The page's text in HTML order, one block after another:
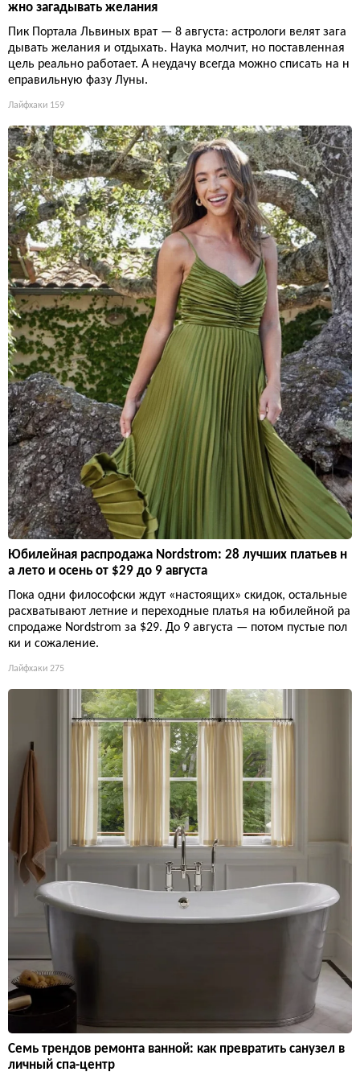
жно загадывать желания
Пик Портала Львиных врат — 8 августа: астрологи велят зага
дывать желания и отдыхать. Наука молчит, но поставленная
цель реально работает. А неудачу всегда можно списать на н
еправильную фазу Луны.
Лайфхаки 159
Юбилейная распродажа Nordstrom: 28 лучших платьев н
а лето и осень от $29 до 9 августа
Пока одни философски ждут «настоящих» скидок, остальные
расхватывают летние и переходные платья на юбилейной ра
спродаже Nordstrom за $29. До 9 августа — потом пустые пол
ки и сожаление.
Лайфхаки 275
Семь трендов ремонта ванной: как превратить санузел в
личный спа-центр